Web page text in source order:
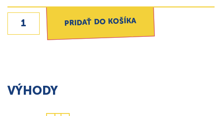
PRIDAŤ DO KOŠÍKA
VÝHODY